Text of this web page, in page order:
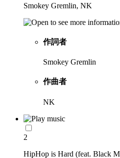
Smokey Gremlin, NK
作詞者
Smokey Gremlin
作曲者
NK
2
HipHop is Hard (feat. Black